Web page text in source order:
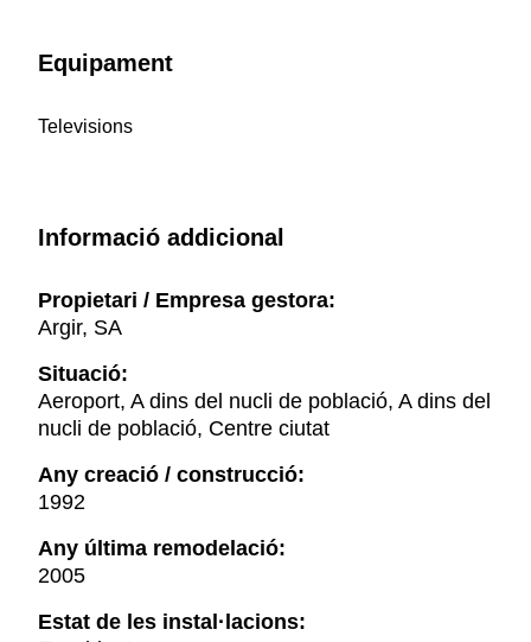
Equipament
Televisions
Informació addicional
Propietari / Empresa gestora:
Argir, SA
Situació:
Aeroport, A dins del nucli de població, A dins del
nucli de població, Centre ciutat
Any creació / construcció:
1992
Any última remodelació:
2005
Estat de les instal·lacions: